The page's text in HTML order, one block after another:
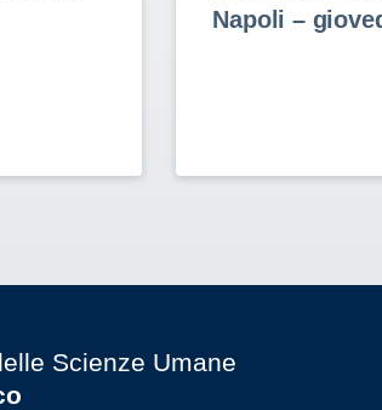
Napoli –
Scienze Umane